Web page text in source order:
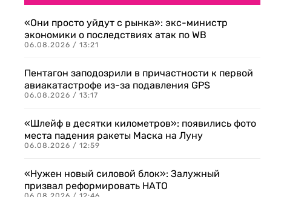
«Они просто уйдут с рынка»: экс-министр
экономики о последствиях атак по WB
06.08.2026 / 13:21
Пентагон заподозрили в причастности к первой
авиакатастрофе из-за подавления GPS
06.08.2026 / 13:17
«Шлейф в десятки километров»: появились фото
места падения ракеты Маска на Луну
06.08.2026 / 12:59
«Нужен новый силовой блок»: Залужный
призвал реформировать НАТО